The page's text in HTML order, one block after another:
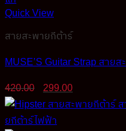
Quick View
สายสะพายกีต้าร์
MUSE’S Guitar Strap สาย
420.00
Original
price
was:
420.00฿.
299.00
is: